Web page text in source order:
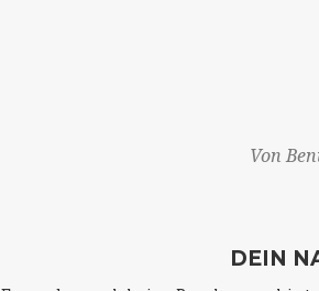
Von
DEIN